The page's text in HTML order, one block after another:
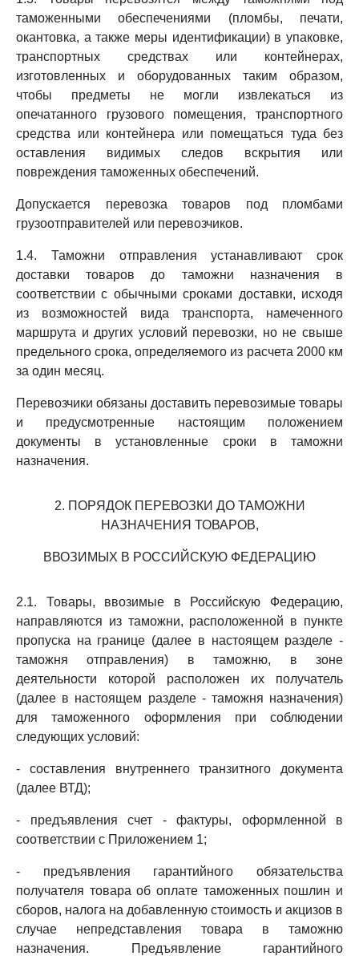
таможенными обеспечениями (пломбы, печати,
окантовка, а также меры идентификации) в упаковке,
транспортных средствах или контейнерах,
изготовленных и оборудованных таким образом,
чтобы предметы не могли извлекаться из
опечатанного грузового помещения, транспортного
средства или контейнера или помещаться туда без
оставления видимых следов вскрытия или
повреждения таможенных обеспечений.
Допускается перевозка товаров под пломбами
грузоотправителей или перевозчиков.
1.4. Таможни отправления устанавливают срок
доставки товаров до таможни назначения в
соответствии с обычными сроками доставки, исходя
из возможностей вида транспорта, намеченного
маршрута и других условий перевозки, но не свыше
предельного срока, определяемого из расчета 2000 км
за один месяц.
Перевозчики обязаны доставить перевозимые товары
и предусмотренные настоящим положением
документы в установленные сроки в таможни
назначения.
2. ПОРЯДОК ПЕРЕВОЗКИ ДО ТАМОЖНИ
НАЗНАЧЕНИЯ ТОВАРОВ,
ВВОЗИМЫХ В РОССИЙСКУЮ ФЕДЕРАЦИЮ
2.1. Товары, ввозимые в Российскую Федерацию,
направляются из таможни, расположенной в пункте
пропуска на границе (далее в настоящем разделе -
таможня отправления) в таможню, в зоне
деятельности которой расположен их получатель
(далее в настоящем разделе - таможня назначения)
для таможенного оформления при соблюдении
следующих условий:
- составления внутреннего транзитного документа
(далее ВТД);
- предъявления счет - фактуры, оформленной в
соответствии с Приложением 1;
- предъявления гарантийного обязательства
получателя товара об оплате таможенных пошлин и
сборов, налога на добавленную стоимость и акцизов в
случае непредставления товара в таможню
назначения. Предъявление гарантийного